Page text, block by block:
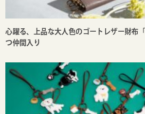
心躍る、上品な大人色のゴートレザー財布
つ仲間入り